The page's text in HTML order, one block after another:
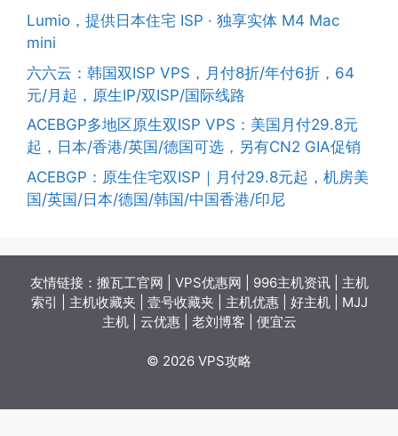
Lumio，提供日本住宅 ISP · 独享实体 M4 Mac
mini
六六云：韩国双ISP VPS，月付8折/年付6折，64
元/月起，原生IP/双ISP/国际线路
ACEBGP多地区原生双ISP VPS：美国月付29.8元
起，日本/香港/英国/德国可选，另有CN2 GIA促销
ACEBGP：原生住宅双ISP｜月付29.8元起，机房美
国/英国/日本/德国/韩国/中国香港/印尼
友情链接： 搬瓦工官网 VPS优惠网 996主机资讯| 主机
索引
主机收藏夹 壹号收藏夹 主机优惠| 好主机| MJJ
主机| 云优惠| 老刘博客 便宜云
© 2026 VPS攻略